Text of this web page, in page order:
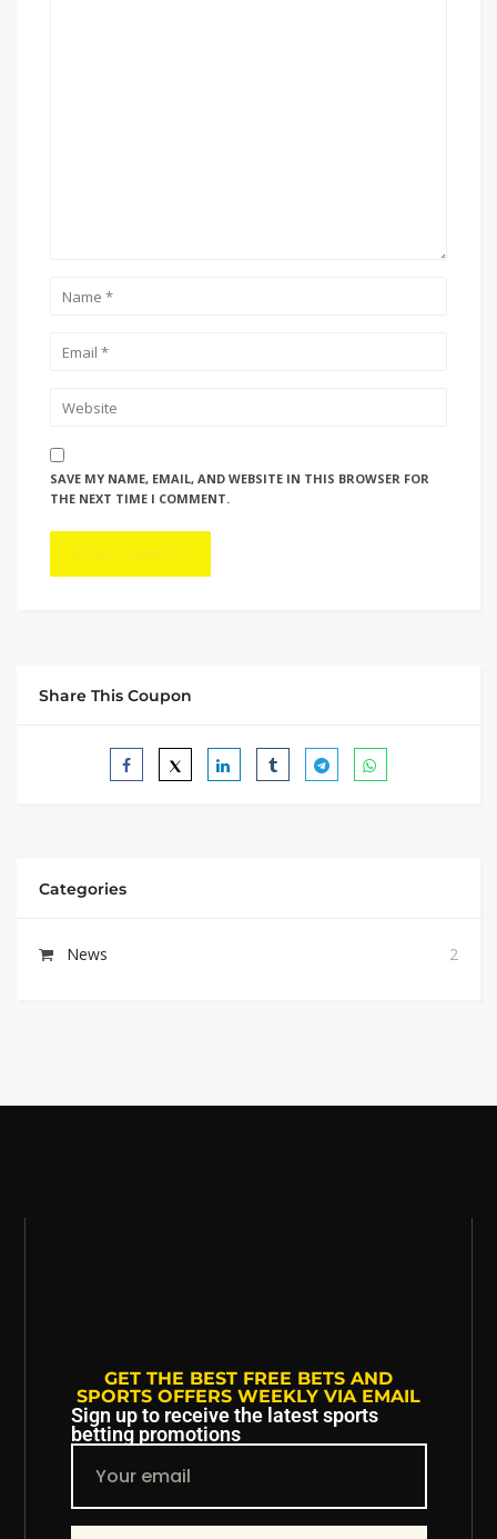
SAVE MY NAME, EMAIL, AND WEBSITE IN THIS BROWSER FOR
THE NEXT TIME I COMMENT.
Share This Coupon
Categories
News 2
GET THE BEST FREE BETS AND
SPORTS OFFERS WEEKLY VIA EMAIL
Sign up to receive the latest sports
betting promotions